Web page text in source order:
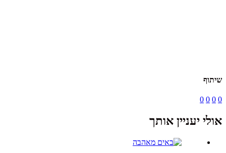
שיתוף
0
0
0
0
אולי יעניין אותך